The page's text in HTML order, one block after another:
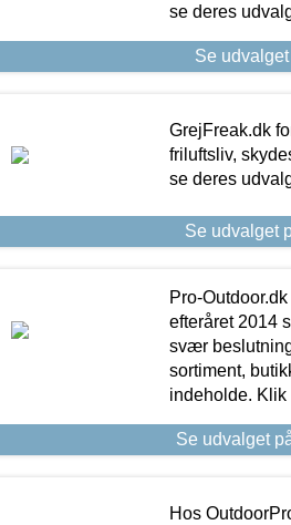
se deres
Se
GrejFreak.dk
friluftsliv,
se deres
Se udvalget
Pro-
efteråret 2014
svær
sortiment,
indeholde. Klik
Se udvalget
Hos